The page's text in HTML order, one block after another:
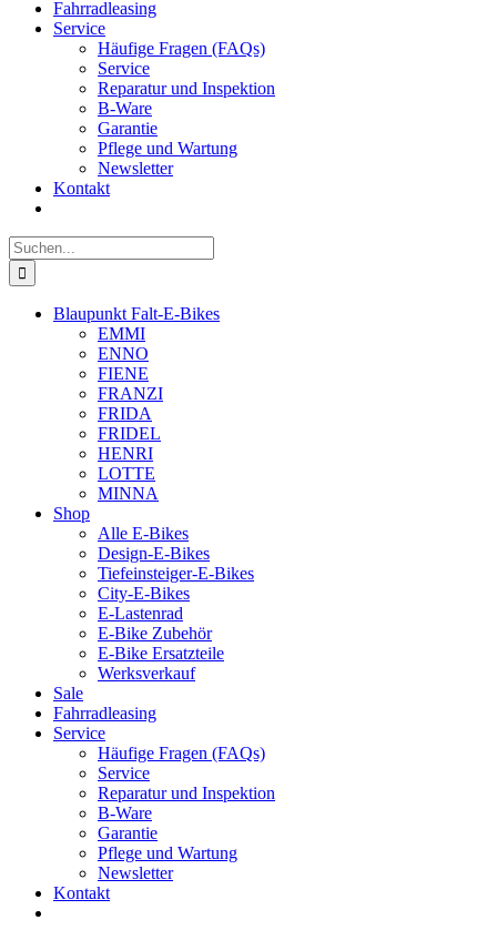
Fahrradleasing
Service
Häufige Fragen (FAQs)
Service
Reparatur und Inspektion
B-Ware
Garantie
Pflege und Wartung
Newsletter
Kontakt
Suche
nach:
Blaupunkt Falt-E-Bikes
EMMI
ENNO
FIENE
FRANZI
FRIDA
FRIDEL
HENRI
LOTTE
MINNA
Shop
Alle E-Bikes
Design-E-Bikes
Tiefeinsteiger-E-Bikes
City-E-Bikes
E-Lastenrad
E-Bike Zubehör
E-Bike Ersatzteile
Werksverkauf
Sale
Fahrradleasing
Service
Häufige Fragen (FAQs)
Service
Reparatur und Inspektion
B-Ware
Garantie
Pflege und Wartung
Newsletter
Kontakt